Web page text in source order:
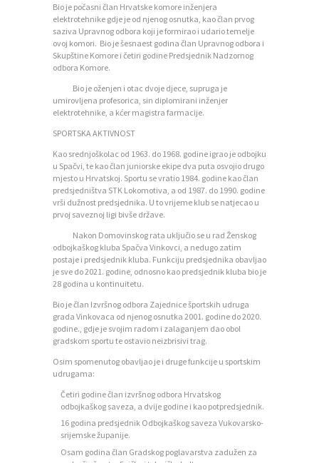
Bio je počasni član Hrvatske komore inženjera
elektrotehnike gdje je od njenog osnutka, kao član prvog
saziva Upravnog odbora koji je formirao i udario temelje
ovoj komori. Bio je šesnaest godina član Upravnog odbora i
Skupštine Komore i četiri godine Predsjednik Nadzornog
odbora Komore.
Bio je oženjen i otac dvoje djece, supruga je
umirovljena profesorica, sin diplomirani inženjer
elektrotehnike, a kćer magistra farmacije.
SPORTSKA AKTIVNOST
Kao srednjoškolac od 1963. do 1968. godine igrao je odbojku
u Spačvi, te kao član juniorske ekipe dva puta osvojio drugo
mjesto u Hrvatskoj. Sportu se vratio 1984. godine kao član
predsjedništva STK Lokomotiva, a od 1987. do 1990. godine
vrši dužnost predsjednika. U to vrijeme klub se natjecao u
prvoj saveznoj ligi bivše države.
Nakon Domovinskog rata uključio se u rad Ženskog
odbojkaškog kluba Spačva Vinkovci, a nedugo zatim
postaje i predsjednik kluba. Funkciju predsjednika obavljao
je sve do 2021. godine, odnosno kao predsjednik kluba bio je
28 godina u kontinuitetu.
Bio je član Izvršnog odbora Zajednice športskih udruga
grada Vinkovaca od njenog osnutka 2001. godine do 2020.
godine., gdje je svojim radom i zalaganjem dao obol
gradskom sportu te ostavio neizbrisivi trag.
Osim spomenutog obavljao je i druge funkcije u sportskim
udrugama:
Četiri godine član izvršnog odbora Hrvatskog
odbojkaškog saveza, a dvije godine i kao potpredsjednik.
16 godina predsjednik Odbojkaškog saveza Vukovarsko-
srijemske županije.
Osam godina član Gradskog poglavarstva zadužen za